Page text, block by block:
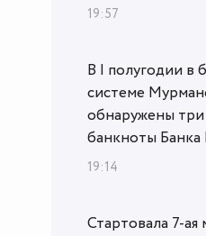
19:57
В I полугодии в
системе
обнаружены
банкноты Банка
19:14
Стартовала 7-